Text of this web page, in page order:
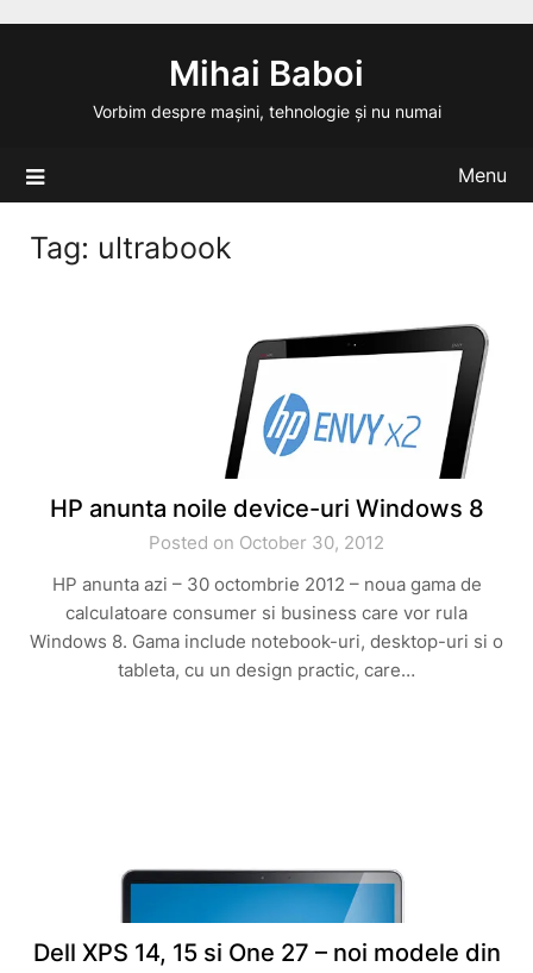
Mihai Baboi
Vorbim despre mașini, tehnologie și nu numai
Menu
Tag: ultrabook
HP anunta noile device-uri Windows 8
Posted on October 30, 2012
HP anunta azi – 30 octombrie 2012 – noua gama de
calculatoare consumer si business care vor rula
Windows 8. Gama include notebook-uri, desktop-uri si o
tableta, cu un design practic, care…
Dell XPS 14, 15 si One 27 – noi modele din